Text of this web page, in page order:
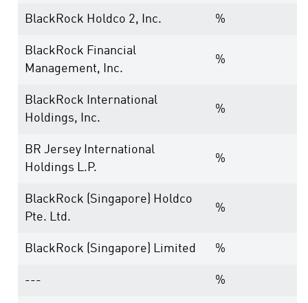
BlackRock Holdco 2, Inc. %
BlackRock Financial
Management, Inc.
%
BlackRock International
Holdings, Inc.
%
BR Jersey International
Holdings L.P.
%
BlackRock (Singapore) Holdco
Pte. Ltd.
%
BlackRock (Singapore) Limited %
--- %